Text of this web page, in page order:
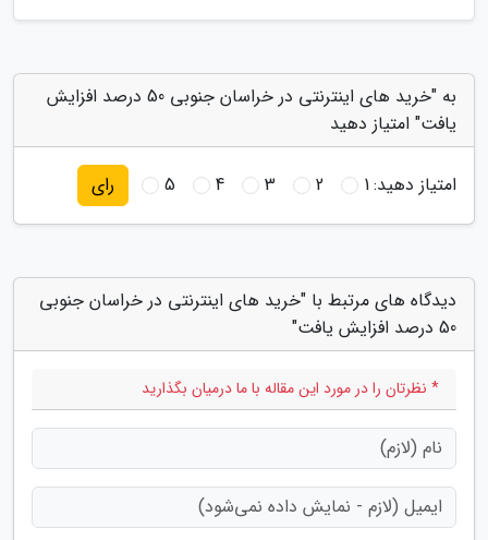
به "خرید های اینترنتی در خراسان جنوبی 50 درصد افزایش
یافت" امتیاز دهید
امتیاز دهید:1
2
3
4
5 رای
دیدگاه های مرتبط با "خرید های اینترنتی در خراسان جنوبی
50 درصد افزایش یافت"
* نظرتان را در مورد این مقاله با ما درمیان بگذارید